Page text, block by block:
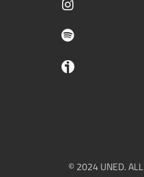
© 2024 UNED.